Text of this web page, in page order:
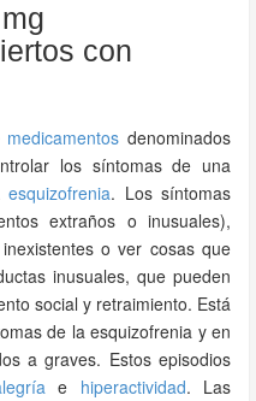
con
medicamentos denominados
los síntomas de una
esquizofrenia. Los síntomas
extraños o inusuales),
o ver cosas que
inusuales, que pueden
social y retraimiento. Está
de la esquizofrenia y en
a graves. Estos episodios
e hiperactividad. Las